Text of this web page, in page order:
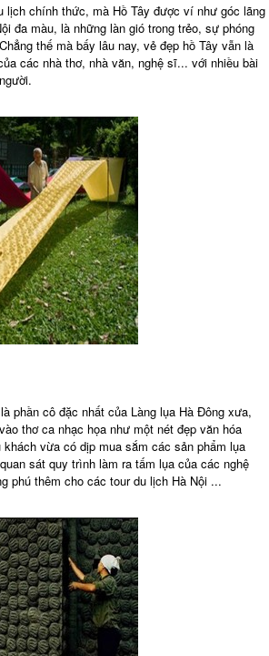
lịch chính thức, mà Hồ Tây được ví như góc lãng
đa màu, là những làn gió trong trẻo, sự phóng
thế mà bấy lâu nay, vẻ đẹp hồ Tây vẫn là
các nhà thơ, nhà văn, nghệ sĩ... với nhiều bài
phần cô đặc nhất của Làng lụa Hà Đông xưa,
thơ ca nhạc họa như một nét đẹp văn hóa
vừa có dịp mua sắm các sản phẩm lụa
sát quy trình làm ra tấm lụa của các nghệ
phú thêm cho các tour du lịch Hà Nội ...